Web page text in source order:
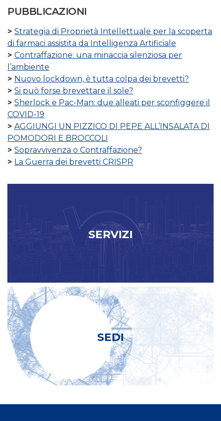
PUBBLICAZIONI
Strategia di Proprietà Intellettuale per la scoperta
di farmaci assistita da Intelligenza Artificiale
Contraffazione: una minaccia silenziosa per
l’ambiente
Nuovo lockdown, è tutta colpa dei brevetti?
Si può forse brevettare il sole?
Sherlock e Pac-Man: due alleati per sconfiggere il
COVID-19
AGGIUNGI UN PIZZICO DI PEPE ALL’INSALATA DI
POMODORI E BROCCOLI
Sopravvivenza o Contraffazione?
La Guerra dei brevetti CRISPR
SERVIZI
SEDI